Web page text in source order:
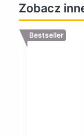
Zobacz
Bestseller